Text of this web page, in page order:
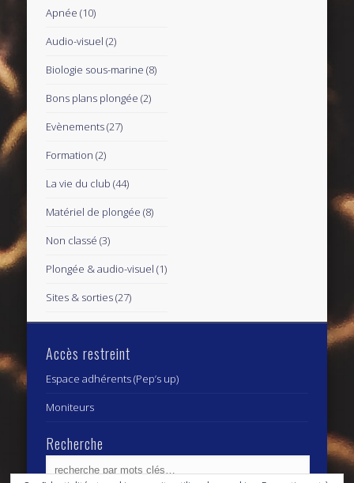
Apnée (10)
Audio-visuel (2)
Biologie sous-marine (8)
Bons plans plongée (2)
Evènements(27)
Formation (2)
La vie du club (44)
Matériel de plongée (8)
Non classé (3)
Plongée & audio-visuel (1)
Sites & sorties(27)
Accès restreint
Espace adhérents (Pep’s up)
Moniteurs
Recherche